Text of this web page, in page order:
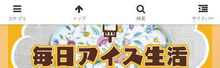
カテゴリ トップ 検索 サイドバー